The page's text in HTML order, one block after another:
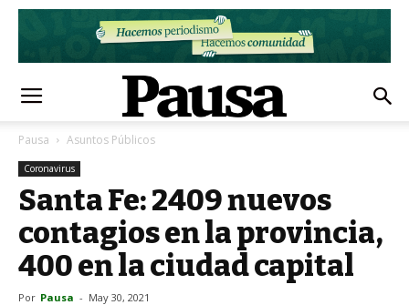
Pausa Asuntos Públicos
Coronavirus
Santa Fe: 2409 nuevos
contagios en la provincia,
400 en la ciudad capital
Por Pausa - May 30, 2021